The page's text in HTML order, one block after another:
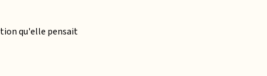
qu'elle pensait